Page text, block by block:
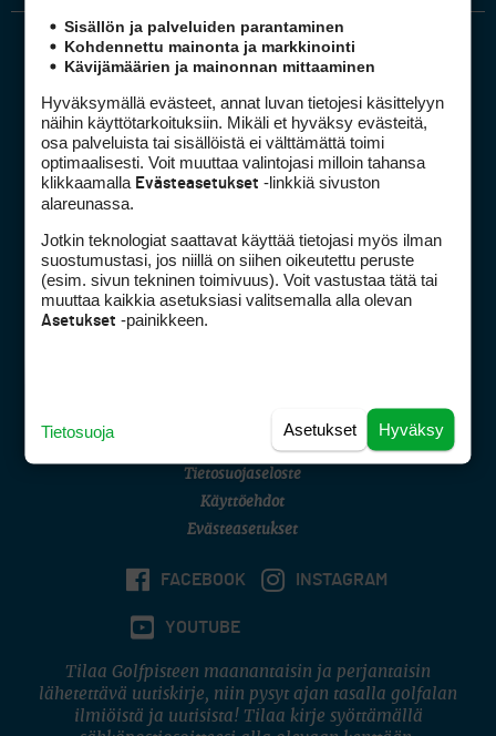
Golfpiste mediakortti
Golfpisteen yhteystiedot
DSA avoimuusraportti
Asiakaspalvelu
(digi) digi@otavamedia.fi
Tietosuojaseloste
Käyttöehdot
Evästeasetukset
FACEBOOK INSTAGRAM
YOUTUBE
Tilaa Golfpisteen maanantaisin ja perjantaisin
lähetettävä uutiskirje, niin pysyt ajan tasalla golfalan
ilmiöistä ja uutisista! Tilaa kirje syöttämällä
Sisällön ja palveluiden parantaminen
Kohdennettu mainonta ja markkinointi
Kävijämäärien ja mainonnan mittaaminen
Hyväksymällä evästeet, annat luvan tietojesi käsittelyyn
näihin käyttötarkoituksiin. Mikäli et hyväksy evästeitä,
osa palveluista tai sisällöistä ei välttämättä toimi
optimaalisesti. Voit muuttaa valintojasi milloin tahansa
klikkaamalla Evästeasetukset -linkkiä sivuston
alareunassa.
Jotkin teknologiat saattavat käyttää tietojasi myös ilman
suostumustasi, jos niillä on siihen oikeutettu peruste
(esim. sivun tekninen toimivuus). Voit vastustaa tätä tai
muuttaa kaikkia asetuksiasi valitsemalla alla olevan
Asetukset -painikkeen.
Hyväksy
Asetukset
Tietosuoja